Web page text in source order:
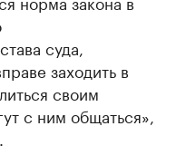
суда,
заходить в
своим
с ним общаться»,